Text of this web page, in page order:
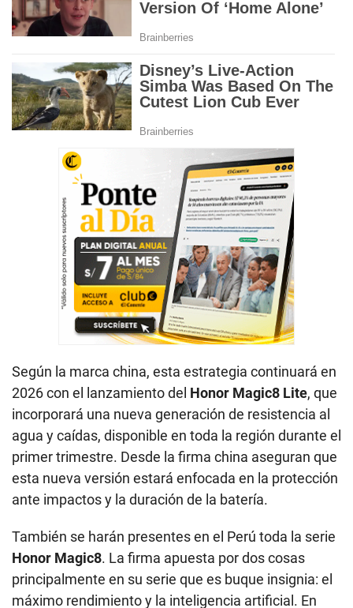
Según la marca china, esta estrategia continuará en
2026 con el lanzamiento del Honor Magic8 Lite, que
incorporará una nueva generación de resistencia al
agua y caídas, disponible en toda la región durante el
primer trimestre. Desde la firma china aseguran que
esta nueva versión estará enfocada en la protección
ante impactos y la duración de la batería.
También se harán presentes en el Perú toda la serie
Honor Magic8. La firma apuesta por dos cosas
principalmente en su serie que es buque insignia: el
máximo rendimiento y la inteligencia artificial. En